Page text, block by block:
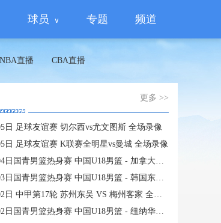
球员 专题 频道
NBA直播 CBA直播
更多 >>
日 足球友谊赛 切尔西vs尤文图斯 全场录像
日 足球友谊赛 K联赛全明星vs曼城 全场录像
男篮热身赛 中国U18男篮 - 加拿大大卫·安篮球学院 全场录像
青男篮热身赛 中国U18男篮 - 韩国东国大学 全场录像
中甲第17轮 苏州东吴 VS 梅州客家 全场录像
青男篮热身赛 中国U18男篮 - 纽纳华丁闪电队 全场录像